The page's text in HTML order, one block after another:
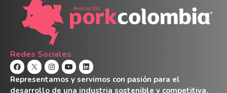
Redes Sociales
Representamos y servimos con pasión para el
desarrollo de una industria sostenible y competitiva.